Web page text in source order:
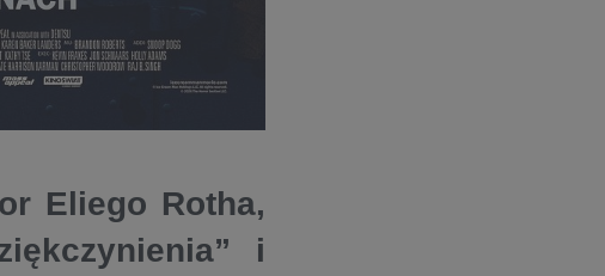
Eliego Rotha,
i